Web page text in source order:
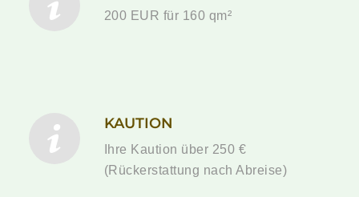
200 EUR für 160 qm²
KAUTION
Ihre Kaution über 250 €
(Rückerstattung nach Abreise)